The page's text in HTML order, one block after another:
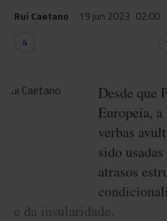
Rui Caetano 19 jun 2023 02:00
4
Desde que
Europeia,
verbas
sido
atrasos
e da insularidade.